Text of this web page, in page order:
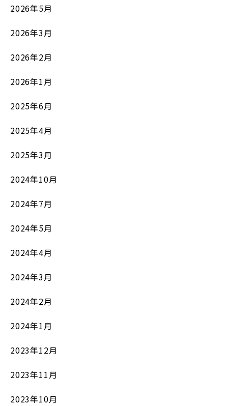
2026年5月
2026年3月
2026年2月
2026年1月
2025年6月
2025年4月
2025年3月
2024年10月
2024年7月
2024年5月
2024年4月
2024年3月
2024年2月
2024年1月
2023年12月
2023年11月
2023年10月